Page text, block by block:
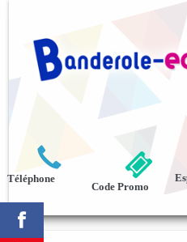


Téléphone
Code Promo